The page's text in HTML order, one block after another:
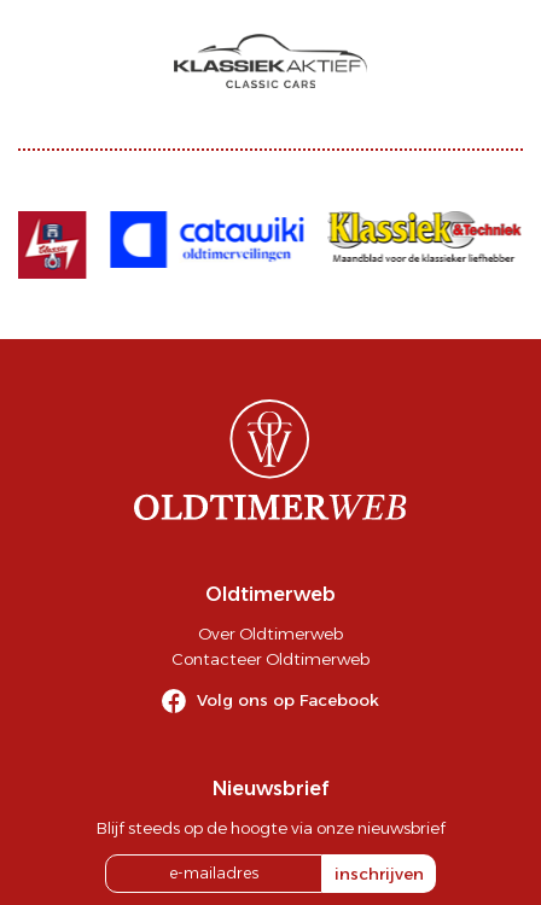
Oldtimerweb
Over Oldtimerweb
Contacteer Oldtimerweb
Volg ons op Facebook
Nieuwsbrief
Blijf steeds op de hoogte via onze nieuwsbrief
inschrijven